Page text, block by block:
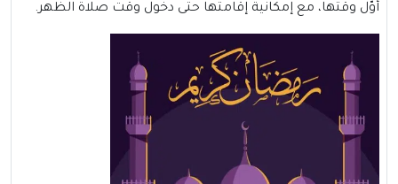
أوّل وقتها، مع إمكانية إقامتها حتى دخول وقت صلاة الظهر.